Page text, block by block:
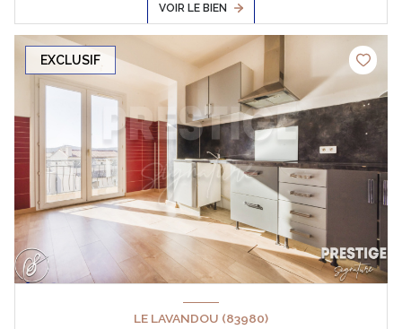
VOIR LE BIEN
EXCLUSIF
LE LAVANDOU (83980)